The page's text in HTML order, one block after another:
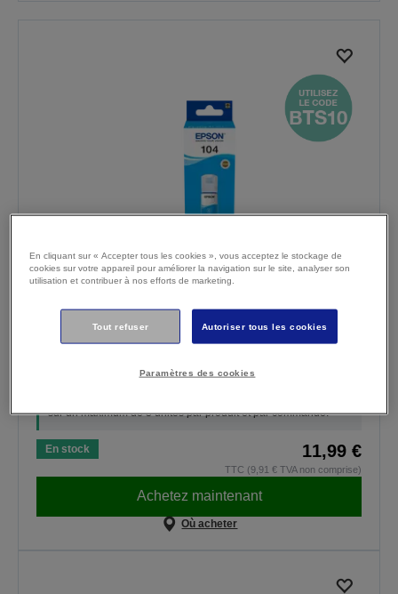
Rentrée Scolaire
Économisez 10 % sur une sélection de bouteilles d’encre
Votre code promotionnel :BTS10
sur un maximum de 3 unités par produit et par commande.
En stock 11,99 €
TTC (9,91 € TVA non comprise)
Achetez maintenant
Où acheter
En cliquant sur « Accepter tous les cookies », vous acceptez le stockage de
cookies sur votre appareil pour améliorer la navigation sur le site, analyser son
utilisation et contribuer à nos efforts de marketing.
Tout refuser Autoriser tous les cookies
Paramètres des cookies